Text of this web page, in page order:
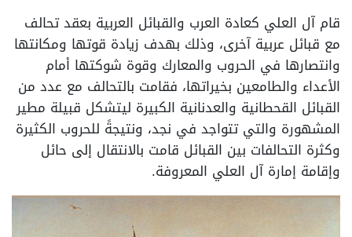
قام آل العلي كعادة العرب والقبائل العربية بعقد تحالف
مع قبائل عربية آخرى، وذلك بهدف زيادة قوتها ومكانتها
وانتصارها في الحروب والمعارك وقوة شوكتها أمام
الأعداء والطامعين بخيراتها، فقامت بالتحالف مع عدد من
القبائل القحطانية والعدنانية الكبيرة ليتشكل قبيلة مطير
المشهورة والتي تتواجد في نجد، ونتيجةً للحروب الكثيرة
وكثرة التحالفات بين القبائل قامت بالانتقال إلى حائل
وإقامة إمارة آل العلي المعروفة.